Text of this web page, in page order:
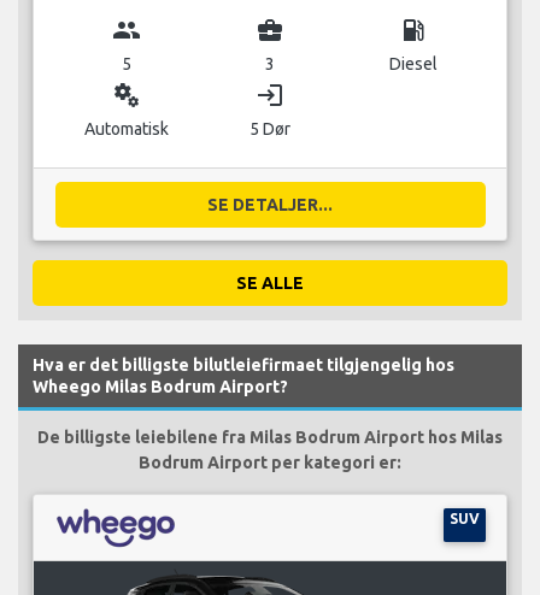
group
5
business_center
3
local_gas_station
Diesel
miscellaneous_services
Automatisk
login
5 Dør
SE DETALJER...
SE ALLE
Hva er det billigste bilutleiefirmaet tilgjengelig hos
Wheego Milas Bodrum Airport?
De billigste leiebilene fra Milas Bodrum Airport hos Milas
Bodrum Airport per kategori er:
SUV